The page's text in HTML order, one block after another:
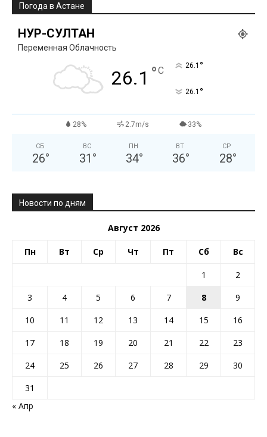
Погода в Астане
НУР-СУЛТАН
Переменная Облачность
26.1 °C 26.1 °
26.1 °
28% 2.7m/s 33%
СБ
26°
ВС
31 °
ПН
34°
ВТ
36°
СР
28°
Новости по дням
Август 2026
Пн Вт Ср Чт Пт Сб Вс
1
2
3
4 5 6 7 8
9
10
11 12 13 14 15
16
17
18 19 20 21 22
23
24
25 26 27 28 29
30
31
« Апр